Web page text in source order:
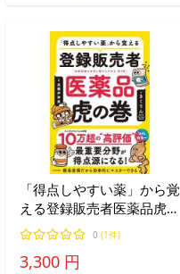
「得点しやすい薬」から覚
える登録販売者医薬品虎の
巻 試験問題の作成に関す
る手引き第3章/きくりん/
高橋伊津美
0 (1件)
3,300 円